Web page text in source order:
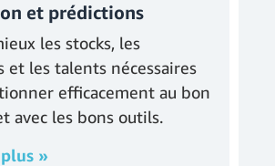
et prédictions
les stocks, les
et les talents nécessaires
efficacement au bon
avec les bons outils.
»